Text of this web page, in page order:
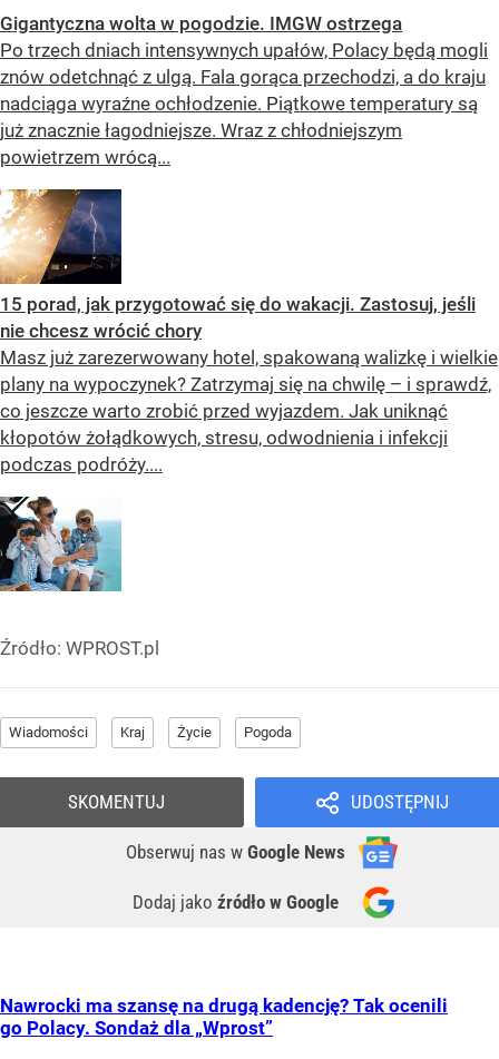
Gigantyczna wolta w pogodzie. IMGW ostrzega
Po trzech dniach intensywnych upałów, Polacy będą mogli
znów odetchnąć z ulgą. Fala gorąca przechodzi, a do kraju
nadciąga wyraźne ochłodzenie. Piątkowe temperatury są
już znacznie łagodniejsze. Wraz z chłodniejszym
powietrzem wrócą...
15 porad, jak przygotować się do wakacji. Zastosuj, jeśli
nie chcesz wrócić chory
Masz już zarezerwowany hotel, spakowaną walizkę i wielkie
plany na wypoczynek? Zatrzymaj się na chwilę – i sprawdź,
co jeszcze warto zrobić przed wyjazdem. Jak uniknąć
kłopotów żołądkowych, stresu, odwodnienia i infekcji
podczas podróży....
Źródło: WPROST.pl
Wiadomości Kraj Życie Pogoda
UDOSTĘPNIJ
Obserwuj nas w Google News
Dodaj jako źródło w Google
SKOMENTUJ
Nawrocki ma szansę na drugą kadencję? Tak ocenili
go Polacy. Sondaż dla „Wprost”